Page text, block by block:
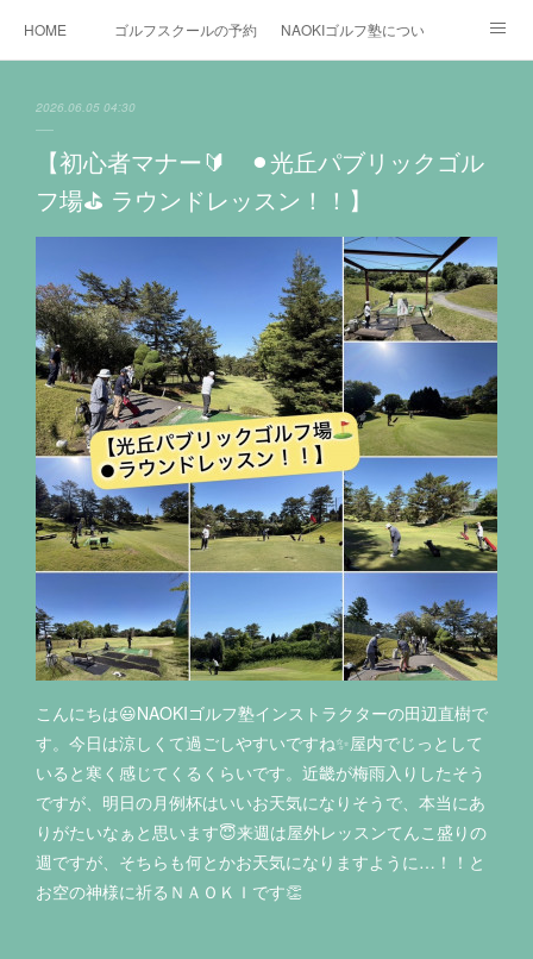
HOME ゴルフスクールの予約状況NAOKIゴルフ塾について
インスタグラム X
2026.06.05 04:30
【初心者マナー🔰 ⚫︎光丘パブリックゴル
フ場⛳️ ラウンドレッスン！！】
こんにちは😃NAOKIゴルフ塾インストラクターの田辺直樹で
す。今日は涼しくて過ごしやすいですね✨屋内でじっとして
いると寒く感じてくるくらいです。近畿が梅雨入りしたそう
ですが、明日の月例杯はいいお天気になりそうで、本当にあ
りがたいなぁと思います😇来週は屋外レッスンてんこ盛りの
週ですが、そちらも何とかお天気になりますように…！！と
お空の神様に祈るＮＡＯＫＩです👏